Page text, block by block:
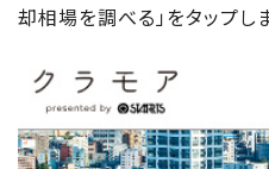
却相場を調べる」をタップし